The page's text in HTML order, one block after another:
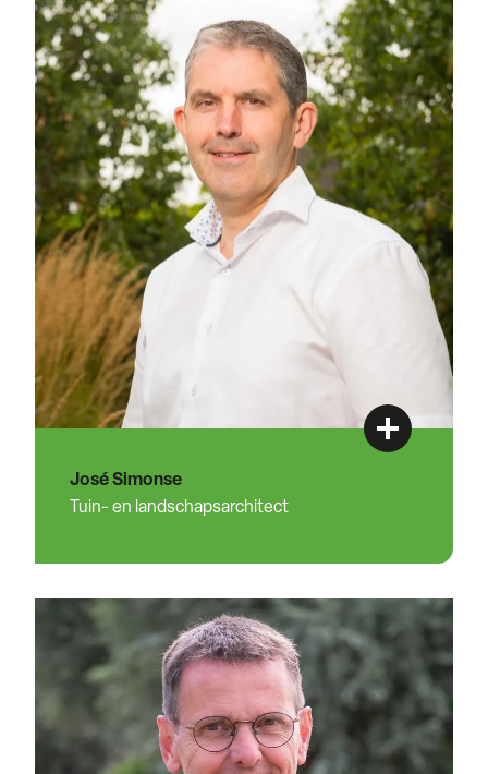
José Simonse
Tuin- en landschapsarchitect